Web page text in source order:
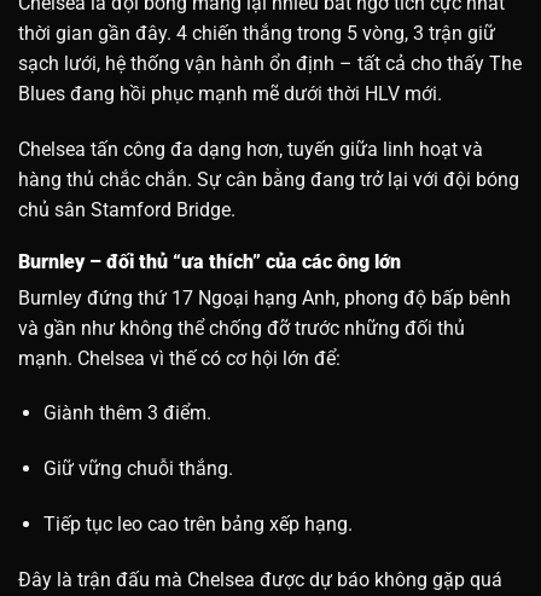
thời gian gần đây. 4 chiến thắng trong 5 vòng, 3 trận giữ
sạch lưới, hệ thống vận hành ổn định – tất cả cho thấy The
Blues đang hồi phục mạnh mẽ dưới thời HLV mới.
Chelsea tấn công đa dạng hơn, tuyến giữa linh hoạt và
hàng thủ chắc chắn. Sự cân bằng đang trở lại với đội bóng
chủ sân Stamford Bridge.
Burnley – đối thủ “ưa thích” của các ông lớn
Burnley đứng thứ 17 Ngoại hạng Anh, phong độ bấp bênh
và gần như không thể chống đỡ trước những đối thủ
mạnh. Chelsea vì thế có cơ hội lớn để:
Giành thêm 3 điểm.
Giữ vững chuỗi thắng.
Tiếp tục leo cao trên bảng xếp hạng.
Đây là trận đấu mà Chelsea được dự báo không gặp quá